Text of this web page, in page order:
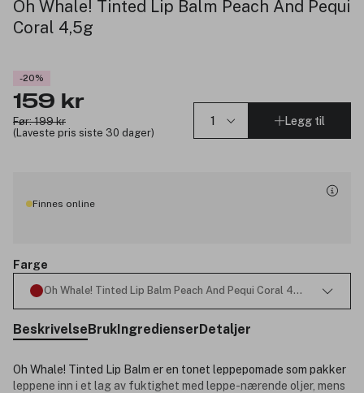
Oh Whale! Tinted Lip Balm Peach And Pequi
Coral 4,5g
-20%
159 kr
Før: 199 kr
(Laveste pris siste 30 dager)
Legg til
Finnes online
Farge
Oh Whale! Tinted Lip Balm Peach And Pequi Coral 4,5g
BeskrivelseBrukIngredienserDetaljer
Oh Whale! Tinted Lip Balm er en tonet leppepomade som pakker
leppene inn i et lag av fuktighet med leppe-nærende oljer, mens